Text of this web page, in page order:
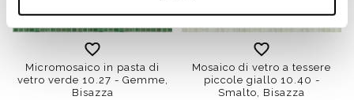
Micromosaico in pasta di
vetro verde 10.27 - Gemme,
Bisazza
Mosaico di vetro a tessere
piccole giallo 10.40 -
Smalto, Bisazza